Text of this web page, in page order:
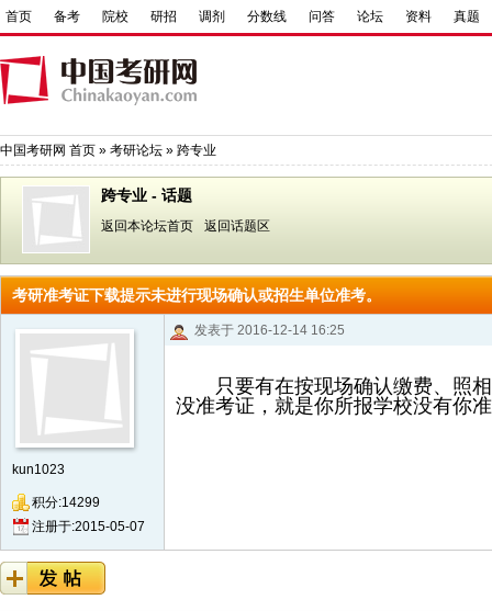
首页 备考 院校 研招 调剂 分数线 问答 论坛 资料 真题
中国考研网 首页 » 考研论坛 » 跨专业
跨专业 - 话题
返回本论坛首页 返回话题区
考研准考证下载提示未进行现场确认或招生单位准考。
kun1023
积分:14299
注册于:2015-05-07
发表于 2016-12-14 16:25
只要有在按现场确认缴费、照相
没准考证，就是你所报学校没有你